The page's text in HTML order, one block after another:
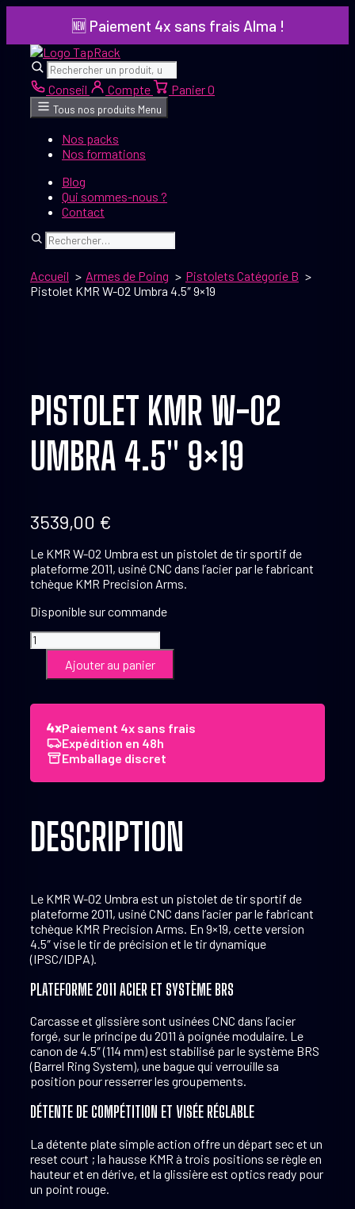
contenu
🆕 Paiement 4x sans frais Alma !
Rechercher Rechercher
Conseil Compte Panier0
Tous nos produits Menu
Nos packs
Nos formations
Blog
Qui sommes-nous ?
Contact
Rechercher
Accueil Armes de Poing
Pistolets Catégorie B
Pistolet KMR W-02 Umbra 4.5″ 9×19
PISTOLET KMR W-02
UMBRA 4.5″ 9×19
3539,00 €
Le KMR W-02 Umbra est un pistolet de tir sportif de
plateforme 2011, usiné CNC dans l’acier par le fabricant
tchèque KMR Precision Arms.
Disponible sur commande
quantité
de
Pistolet
KMR
Umbra
4.5"
9x19
Ajouter au panier
Paiement 4x sans frais
Expédition en 48h
Emballage discret
DESCRIPTION
Le KMR W-02 Umbra est un pistolet de tir sportif de
plateforme 2011, usiné CNC dans l’acier par le fabricant
tchèque KMR Precision Arms. En 9×19, cette version
4.5″ vise le tir de précision et le tir dynamique
(IPSC/IDPA).
PLATEFORME 2011 ACIER ET SYSTÈME BRS
Carcasse et glissière sont usinées CNC dans l’acier
forgé, sur le principe du 2011 à poignée modulaire. Le
canon de 4.5″ (114 mm) est stabilisé par le système BRS
(Barrel Ring System), une bague qui verrouille sa
position pour resserrer les groupements.
DÉTENTE DE COMPÉTITION ET VISÉE RÉGLABLE
La détente plate simple action offre un départ sec et un
reset court ; la hausse KMR à trois positions se règle en
hauteur et en dérive, et la glissière est optics ready pour
un point rouge.